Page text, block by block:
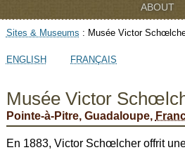
ABOUT
Sites & Museums : Musée Victor
ENGLISH FRANÇAIS
Musée Victor
Pointe-à-Pitre, Guadaloupe,
En 1883, Victor Schœlcher offrit